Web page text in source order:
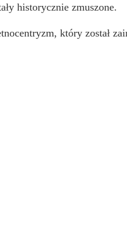
historycznie zmuszone.
który został